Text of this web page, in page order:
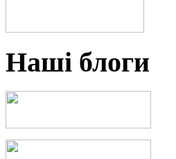
Наші блоги